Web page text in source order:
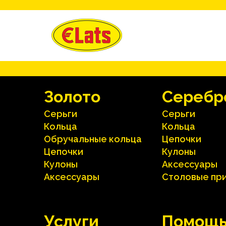
Зoлoтo
Серьги
Кольца
Oбручальные кольца
Цепочки
Кулоны
Аксесcуары
Серьги
Кольца
Цепочки
Кулоны
Аксесcуары
Столовые
Услуги